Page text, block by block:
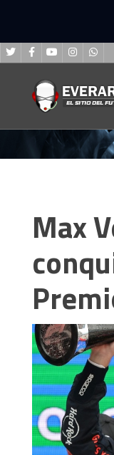
Max